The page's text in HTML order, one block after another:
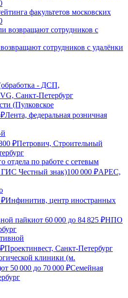
факультетов московских
сотрудников с удалёнки
- ДСП,
Санкт-Петербург
(Пулковское
₽Лента, федеральная розничная
₽Петрович, Строительный
отдела по работе с сетевым
Честный знак)100 000 ₽АРЕС,
₽Инфинитив, центр иностранных
пайкиот 60 000 до 84 825 ₽НПО
₽Проектинвест, Санкт-Петербург
клиники (м.
от 50 000 до 70 000 ₽Семейная